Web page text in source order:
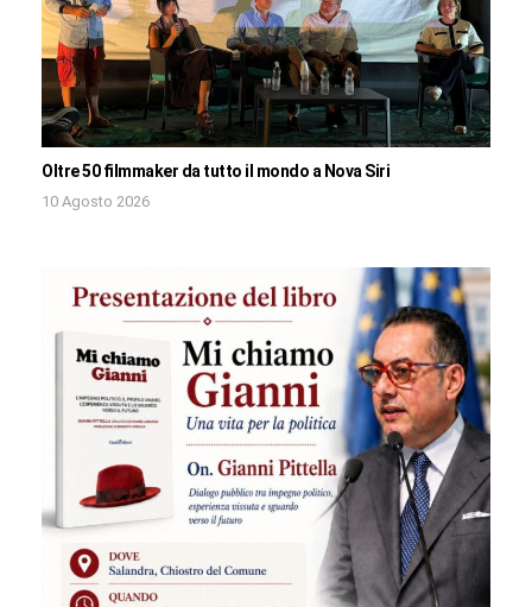
Oltre 50 filmmaker da tutto il mondo a Nova Siri
10 Agosto 2026